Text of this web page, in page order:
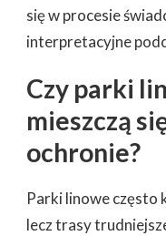
się w procesie
interpretacyjne
Czy parki
mieszczą
ochronie?
Parki linowe często
lecz trasy